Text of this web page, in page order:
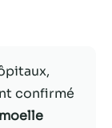
confirmé
ne